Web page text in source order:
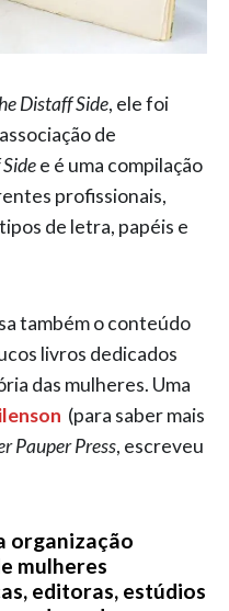
Distaff Side, ele foi
de
e é uma compilação
profissionais,
de letra, papéis e
também o conteúdo
livros dedicados
das mulheres. Uma
(para saber mais
Pauper Press, escreveu
organização
mulheres
editoras, estúdios